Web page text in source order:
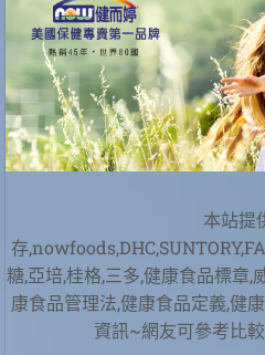
本站提
存
糖,亞培,桂格,三多,健康食品標章,
康食品管理法,健康食品定義,健
資訊~網友可參考比